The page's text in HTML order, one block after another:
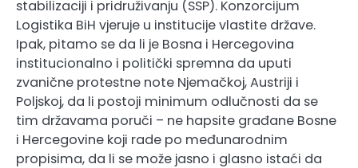
stabilizaciji i pridruživanju (SSP). Konzorcijum
Logistika BiH vjeruje u institucije vlastite države.
Ipak, pitamo se da li je Bosna i Hercegovina
institucionalno i politički spremna da uputi
zvanične protestne note Njemačkoj, Austriji i
Poljskoj, da li postoji minimum odlučnosti da se
tim državama poruči – ne hapsite građane Bosne
i Hercegovine koji rade po međunarodnim
propisima, da li se može jasno i glasno istaći da